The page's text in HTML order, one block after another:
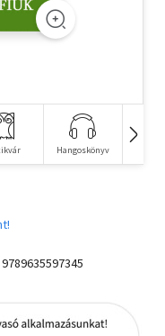
Hangoskönyv
9789635597345